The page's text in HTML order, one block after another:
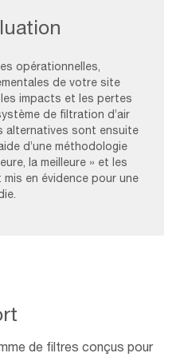
opérationnelles,
de votre site
impacts et les pertes
de filtration d’air
alternatives sont ensuite
d’une méthodologie
la meilleure » et les
en évidence pour une
de filtres conçus pour